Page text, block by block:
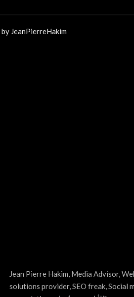
JeanPierreHakim
Jean Pierre Hakim, Media Advisor,
solutions provider, SEO freak, Social